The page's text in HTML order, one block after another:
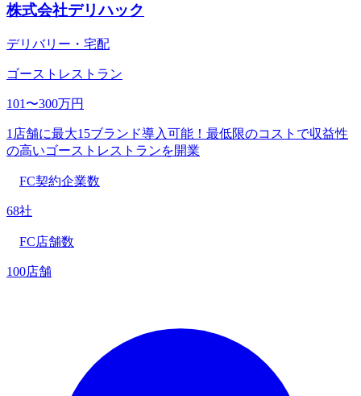
株式会社デリハック
デリバリー・宅配
ゴーストレストラン
101〜300万円
1店舗に最大15ブランド導入可能！最低限のコストで収益性
の高いゴーストレストランを開業
FC契約企業数
68社
FC店舗数
100店舗